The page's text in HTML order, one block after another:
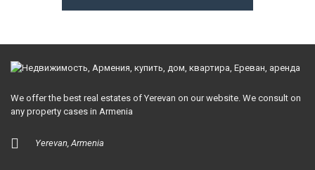
We offer the best real estates of Yerevan on our website. We consult on
any property cases in Armenia
Yerevan, Armenia